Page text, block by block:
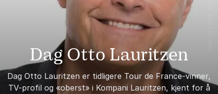
Dag Otto Lauritzen
Dag Otto Lauritzen er tidligere Tour de France-vinner,
TV-profil og «oberst» i Kompani Lauritzen, kjent for å
Foto: May Elin Aunli